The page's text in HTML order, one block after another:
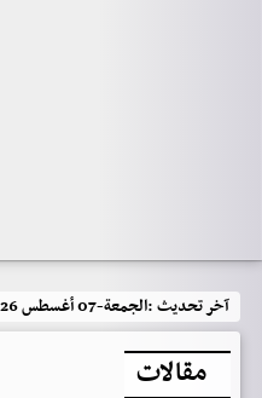
آخر تحديث :الجمعة-07 أغسطس 2026-07:43م
مقالات